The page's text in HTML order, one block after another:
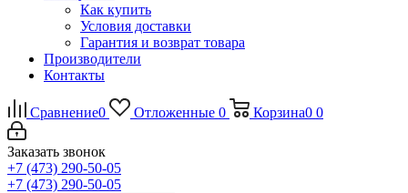
Как купить
Условия доставки
Гарантия и возврат товара
Производители
Контакты
Сравнение0 Отложенные 0 Корзина0 0
Заказать звонок
+7 (473) 290-50-05
+7 (473) 290-50-05